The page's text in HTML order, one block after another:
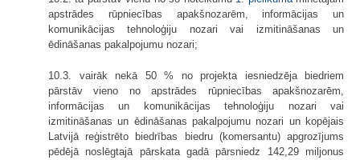
apstrādes rūpniecības apakšnozarēm, informācijas un
komunikācijas tehnoloģiju nozari vai izmitināšanas un
ēdināšanas pakalpojumu nozari;
10.3. vairāk nekā 50 % no projekta iesniedzēja biedriem
pārstāv vieno no apstrādes rūpniecības apakšnozarēm,
informācijas un komunikācijas tehnoloģiju nozari vai
izmitināšanas un ēdināšanas pakalpojumu nozari un kopējais
Latvijā reģistrēto biedrības biedru (komersantu) apgrozījums
pēdējā noslēgtajā pārskata gadā pārsniedz 142,29 miljonus